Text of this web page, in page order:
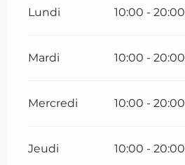
Lundi 10:00 - 20:00
Mardi 10:00 - 20:00
Mercredi 10:00 - 20:00
Jeudi 10:00 - 20:00